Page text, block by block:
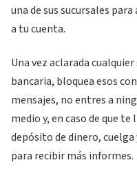
una de sus sucursales
a tu cuenta.
Una vez aclarada
bancaria, bloquea esos
mensajes, no entres a
medio y, en caso de que
depósito de dinero,
para recibir más informes.